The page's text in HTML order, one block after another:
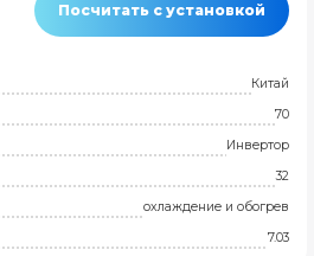
Посчитать с установкой
Китай
70
Инвертор
32
охлаждение и обогрев
7.03